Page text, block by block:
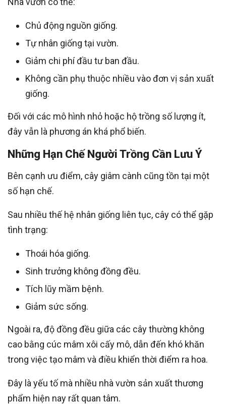
Chủ động nguồn giống.
Tự nhân giống tại vườn.
Giảm chi phí đầu tư ban đầu.
Không cần phụ thuộc nhiều vào đơn vị sản xuất
giống.
Đối với các mô hình nhỏ hoặc hộ trồng số lượng ít,
đây vẫn là phương án khá phổ biến.
Những Hạn Chế Người Trồng Cần Lưu Ý
Bên cạnh ưu điểm, cây giâm cành cũng tồn tại một
số hạn chế.
Sau nhiều thế hệ nhân giống liên tục, cây có thể gặp
tình trạng:
Thoái hóa giống.
Sinh trưởng không đồng đều.
Tích lũy mầm bệnh.
Giảm sức sống.
Ngoài ra, độ đồng đều giữa các cây thường không
cao bằng cúc mâm xôi cấy mô, dẫn đến khó khăn
trong việc tạo mâm và điều khiển thời điểm ra hoa.
Đây là yếu tố mà nhiều nhà vườn sản xuất thương
phẩm hiện nay rất quan tâm.